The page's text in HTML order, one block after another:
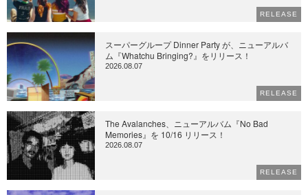
RELEASE
スーパーグループ Dinner Party が、ニューアルバ
ム『Whatchu Bringing?』をリリース！
2026.08.07
RELEASE
The Avalanches、ニューアルバム『No Bad
Memories』を 10/16 リリース！
2026.08.07
RELEASE